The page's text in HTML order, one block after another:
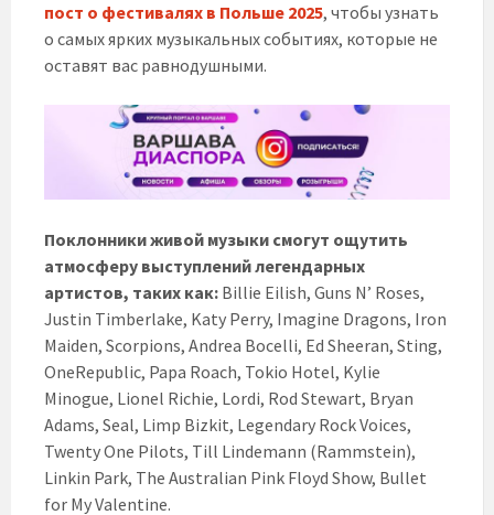
пост о фестивалях в Польше 2025, чтобы узнать
о самых ярких музыкальных событиях, которые не
оставят вас равнодушными.
Поклонники живой музыки смогут ощутить
атмосферу выступлений легендарных
артистов, таких как: Billie Eilish, Guns N’ Roses,
Justin Timberlake, Katy Perry, Imagine Dragons, Iron
Maiden, Scorpions, Andrea Bocelli, Ed Sheeran, Sting,
OneRepublic, Papa Roach, Tokio Hotel, Kylie
Minogue, Lionel Richie, Lordi, Rod Stewart, Bryan
Adams, Seal, Limp Bizkit, Legendary Rock Voices,
Twenty One Pilots, Till Lindemann (Rammstein),
Linkin Park, The Australian Pink Floyd Show, Bullet
for My Valentine.